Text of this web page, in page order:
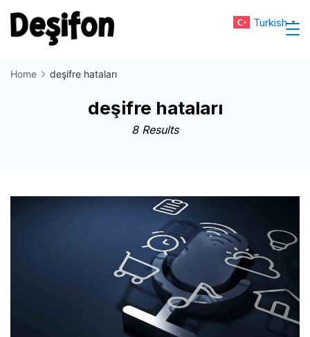
Skip
to
Home deşifre hataları
deşifre hataları
8 Results
Turkish ▼